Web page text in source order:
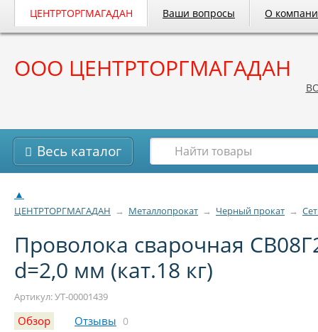
ЦЕНТРТОРГМАГАДАН Ваши вопросы О
ООО ЦЕНТРТОРГМАГАДАН
Весь каталог
▲
ЦЕНТРТОРГМАГАДАН → Металлопрокат → Черный прокат →
Проволока сварочная
d=2,0 мм (кат.18 кг)
Артикул: УТ-00001439
Обзор Отзывы 0